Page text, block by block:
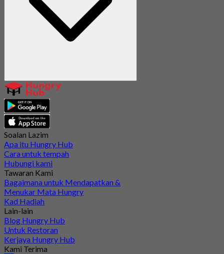
Soalan Lazim
Apa itu Hungry Hub
Cara untuk tempah
Hubungi kami
Tawaran Kami
Bagaimana untuk Mendapatkan &
Menukar Mata Hungry
Kad Hadiah
Lain-lain
Blog Hungry Hub
Untuk Restoran
Kerjaya Hungry Hub
Kami Terima